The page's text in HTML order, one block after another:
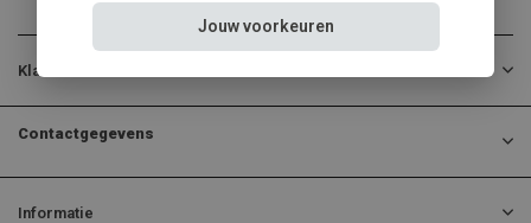
Klantenservice
Contactgegevens
Informatie
Jouw voorkeuren